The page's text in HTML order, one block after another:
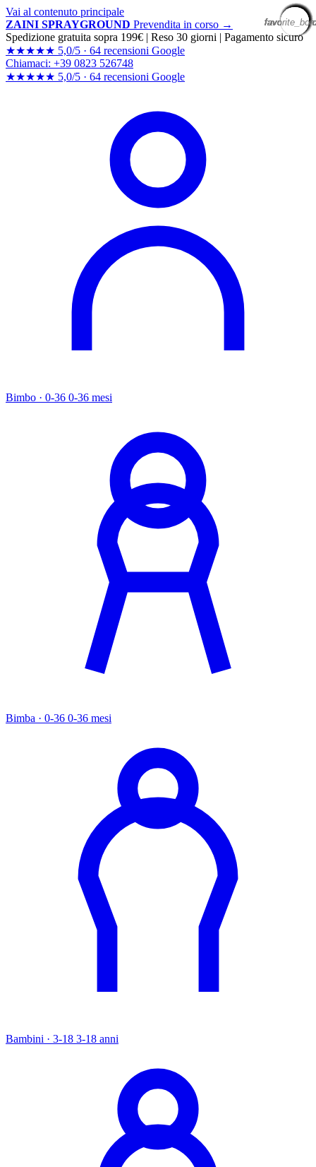
Vai al contenuto principale
ZAINI SPRAYGROUND Prevendita in corso →
Spedizione gratuita sopra 199€ | Reso 30 giorni | Pagamento sicuro
★★★★★ 5,0/5 · 64 recensioni Google
Chiamaci: +39 0823 526748
★★★★★ 5,0/5 · 64 recensioni Google
Bimbo · 0-36 0-36 mesi
Bimba · 0-36 0-36 mesi
Bambini · 3-18 3-18 anni